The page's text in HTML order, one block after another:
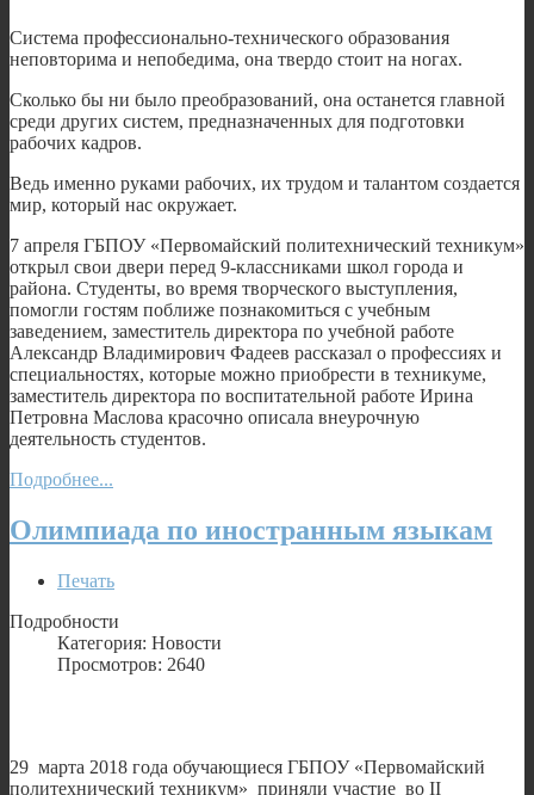
Система профессионально-технического образования
неповторима и непобедима, она твердо стоит на ногах.
Сколько бы ни было преобразований, она останется главной
среди других систем, предназначенных для подготовки
рабочих кадров.
Ведь именно руками рабочих, их трудом и талантом создается
мир, который нас окружает.
7 апреля ГБПОУ «Первомайский политехнический техникум»
открыл свои двери перед 9-классниками школ города и
района. Студенты, во время творческого выступления,
помогли гостям поближе познакомиться с учебным
заведением, заместитель директора по учебной работе
Александр Владимирович Фадеев рассказал о профессиях и
специальностях, которые можно приобрести в техникуме,
заместитель директора по воспитательной работе Ирина
Петровна Маслова красочно описала внеурочную
деятельность студентов.
Подробнее...
Олимпиада по иностранным языкам
Печать
Подробности
Категория: Новости
Просмотров: 2640
29 марта 2018 года обучающиеся ГБПОУ «Первомайский
политехнический техникум» приняли участие во II